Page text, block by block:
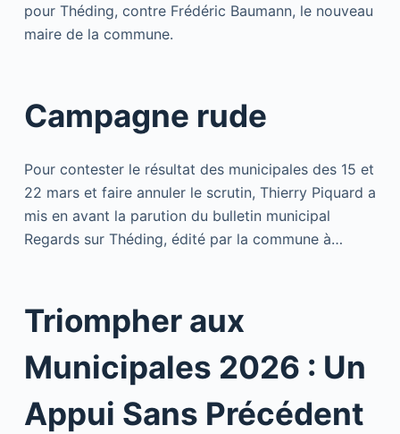
pour Théding, contre Frédéric Baumann, le nouveau
maire de la commune.
Campagne rude
Pour contester le résultat des municipales des 15 et
22 mars et faire annuler le scrutin, Thierry Piquard a
mis en avant la parution du bulletin municipal
Regards sur Théding, édité par la commune à…
Triompher aux
Municipales 2026 : Un
Appui Sans Précédent